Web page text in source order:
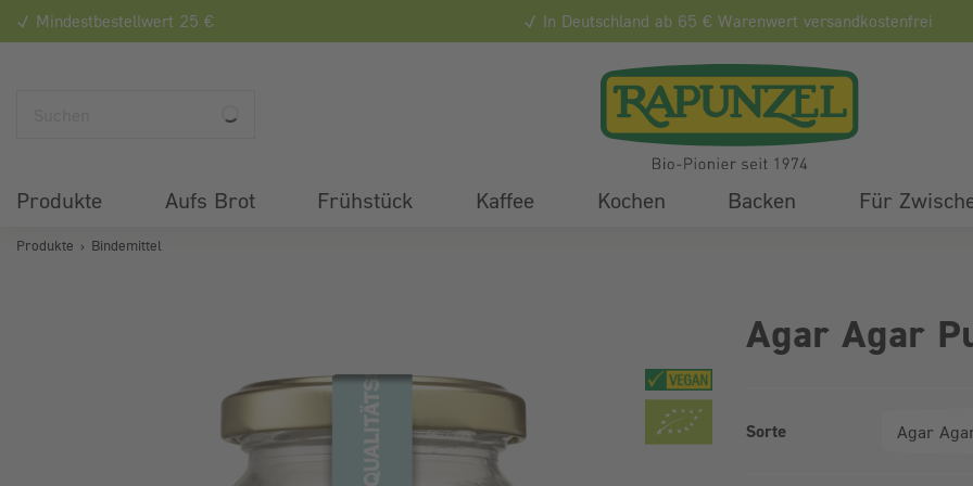
Mindestbestellwert 25 € In Deutschland ab 65 € Warenwert versandkostenfrei
Produkte Aufs Brot Frühstück Kaffee Kochen Backen Für
Produkte Bindemittel
Agar Agar
Sorte